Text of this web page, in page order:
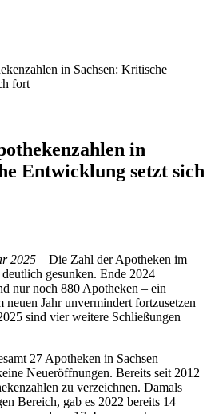
in Sachsen: Kritische
fort
in
Entwicklung setzt sich
2025 – Die Zahl der Apotheken im
gesunken. Ende 2024
nur noch 880 Apotheken – ein
Jahr unvermindert fortzusetzen
sind vier weitere Schließungen
27 Apotheken in Sachsen
Neueröffnungen. Bereits seit 2012
zu verzeichnen. Damals
Bereich, gab es 2022 bereits 14